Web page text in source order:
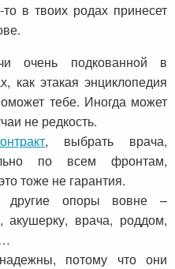
в твоих родах принесет
очень подкованной в
как этакая энциклопедия
тебе. Иногда может
не редкость.
, выбрать врача,
по всем фронтам,
тоже не гарантия.
опоры вовне –
акушерку, врача, роддом,
потому что они